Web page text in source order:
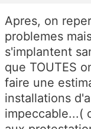
Apres, on
problemes
s'implantent
que TOUTES
faire une
installations
impeccable...(